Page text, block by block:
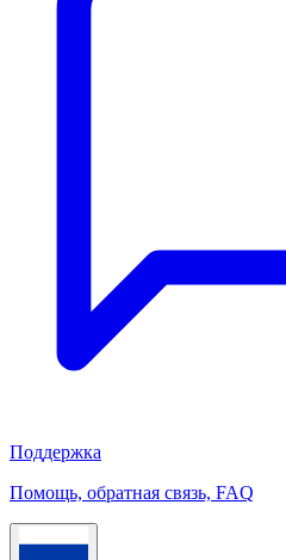
Поддержка
Помощь, обратная связь, FAQ